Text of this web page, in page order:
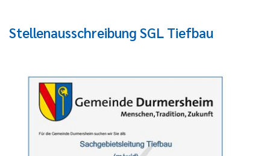
Stellenausschreibung SGL Tiefbau